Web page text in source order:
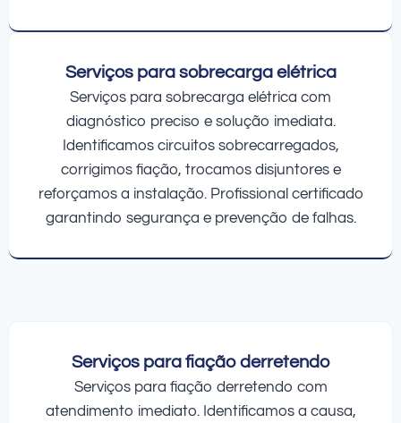
Serviços para sobrecarga elétrica
Serviços para sobrecarga elétrica com
diagnóstico preciso e solução imediata.
Identificamos circuitos sobrecarregados,
corrigimos fiação, trocamos disjuntores e
reforçamos a instalação. Profissional certificado
garantindo segurança e prevenção de falhas.
Serviços para fiação derretendo
Serviços para fiação derretendo com
atendimento imediato. Identificamos a causa,